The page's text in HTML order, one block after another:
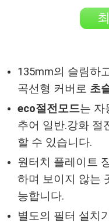
135mm의 슬림하
곡선형 커버로 초
eco절전모드는 자
추어 일반.강화 절
할 수 있습니다.
원터치 플레이트
하며 보이지 않는
능합니다.
별도의 필터 설치